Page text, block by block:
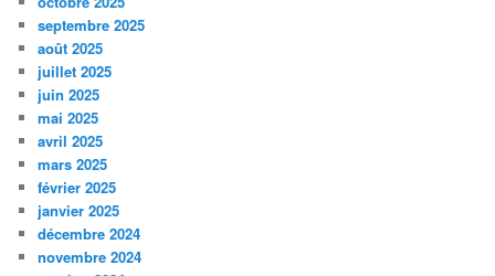
septembre 2025
août 2025
juillet 2025
juin 2025
mai 2025
avril 2025
mars 2025
février 2025
janvier 2025
décembre 2024
novembre 2024